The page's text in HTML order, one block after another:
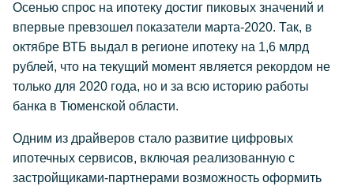
Осенью спрос на ипотеку достиг пиковых значений и
впервые превзошел показатели марта-2020. Так, в
октябре ВТБ выдал в регионе ипотеку на 1,6 млрд
рублей, что на текущий момент является рекордом не
только для 2020 года, но и за всю историю работы
банка в Тюменской области.
Одним из драйверов стало развитие цифровых
ипотечных сервисов, включая реализованную с
застройщиками-партнерами возможность оформить